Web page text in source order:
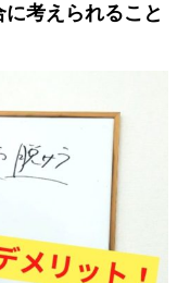
考えられること